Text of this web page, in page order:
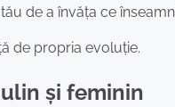
de a învăța ce
de propria evoluție.
și feminin